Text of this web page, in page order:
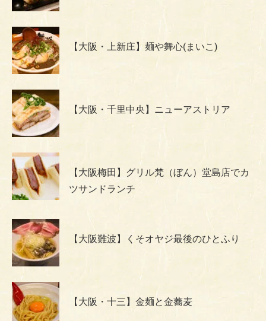
【大阪・上新庄】麺や舞心(まいこ)
【大阪・千里中央】ニューアストリア
【大阪梅田】グリル梵（ぼん）堂島店でカ
ツサンドランチ
【大阪難波】くそオヤジ最後のひとふり
【大阪・十三】金麺と金蕎麦